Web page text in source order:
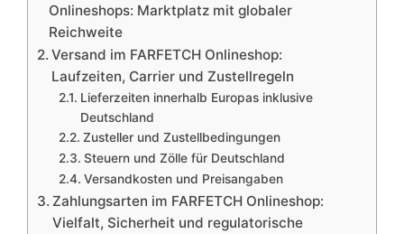
Onlineshops: Marktplatz mit globaler
Reichweite
Versand im FARFETCH Onlineshop:
Laufzeiten, Carrier und Zustellregeln
Lieferzeiten innerhalb Europas inklusive
Deutschland
Zusteller und Zustellbedingungen
Steuern und Zölle für Deutschland
Versandkosten und Preisangaben
Zahlungsarten im FARFETCH Onlineshop:
Vielfalt, Sicherheit und regulatorische